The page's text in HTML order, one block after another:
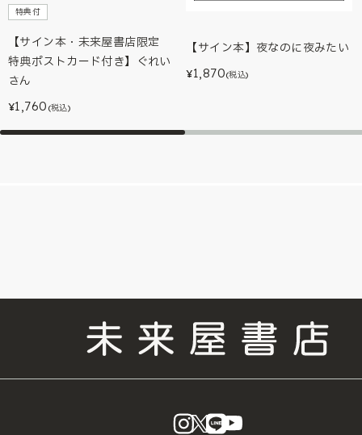
特典付
【サイン本・未来屋書店限定
特典ポストカード付き】ぐれい
さん
¥1,760 (税込)
【サイン本】夜なのに夜みたい
¥1,870(税込)
instagram
X LINE